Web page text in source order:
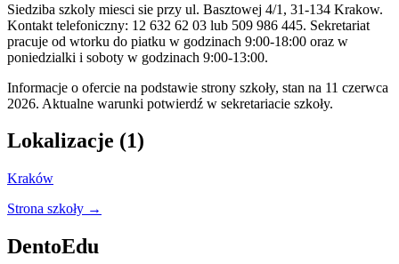
Siedziba szkoly miesci sie przy ul. Basztowej 4/1, 31-134 Krakow.
Kontakt telefoniczny: 12 632 62 03 lub 509 986 445. Sekretariat
pracuje od wtorku do piatku w godzinach 9:00-18:00 oraz w
poniedzialki i soboty w godzinach 9:00-13:00.
Informacje o ofercie na podstawie strony szkoły, stan na 11 czerwca
2026. Aktualne warunki potwierdź w sekretariacie szkoły.
Lokalizacje (1)
Kraków
Strona szkoły →
DentoEdu